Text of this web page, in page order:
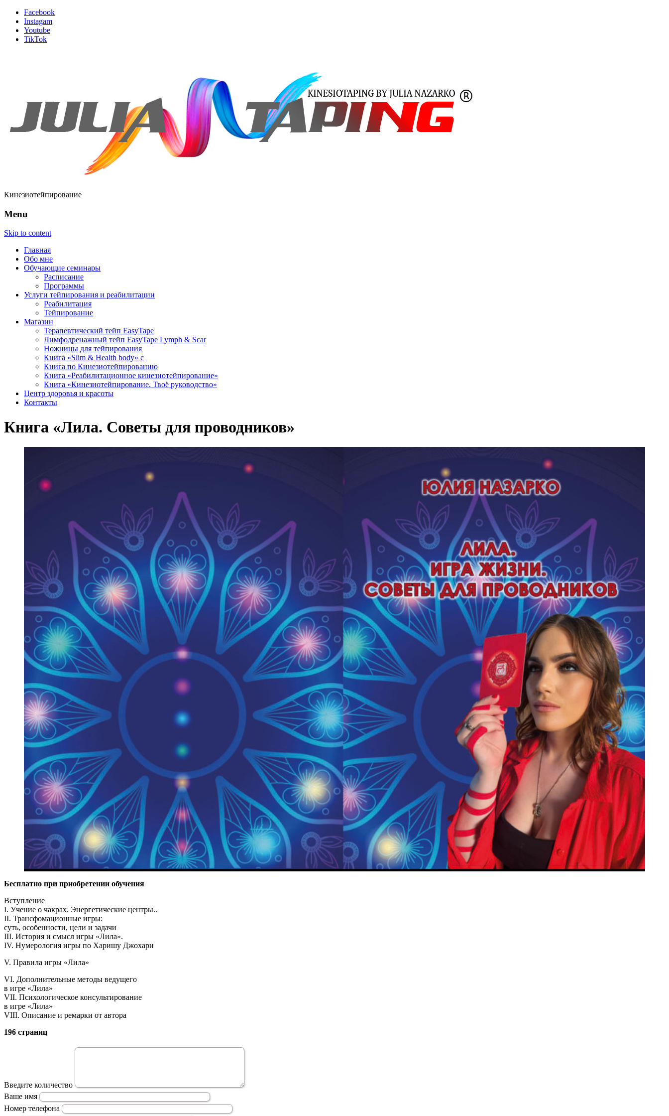
Facebook
Instagam
Youtube
TikTok
Кинезиотейпирование
Menu
Skip to content
Главная
Обо мне
Обучающие семинары
Расписание
Программы
Услуги тейпирования и реабилитации
Реабилитация
Тейпирование
Магазин
Терапевтический тейп EasyTape
Лимфодренажный тейп EasyTape Lymph & Scar
Ножницы для тейпирования
Книга «Slim & Health body» c
Книга по Кинезиотейпированию
Книга «Реабилитационное кинезиотейпирование»
Книга «Кинезиотейпирование. Твоё руководство»
Центр здоровья и красоты
Контакты
Книга «Лила. Советы для проводников»
Бесплатно при приобретении обучения
Вступление
I. Учение о чакрах. Энергетические центры..
II. Трансфомационные игры:
суть, особенности, цели и задачи
III. История и смысл игры «Лила».
IV. Нумерология игры по Харишу Джохари
V. Правила игры «Лила»
VI. Дополнительные методы ведущего
в игре «Лила»
VII. Психологическое консультирование
в игре «Лила»
VIII. Описание и ремарки от автора
196 страниц
Введите количество
Ваше имя
Номер телефона